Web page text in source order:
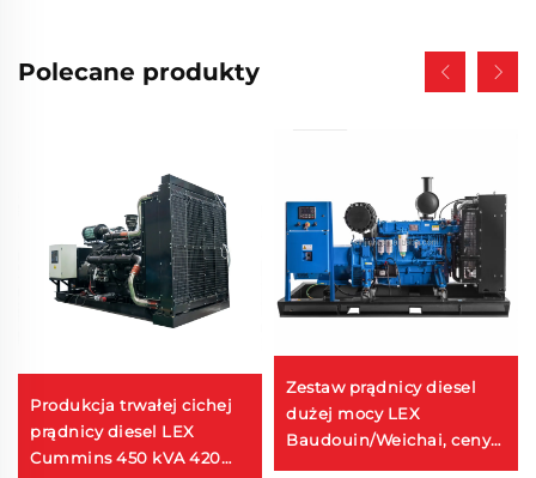
Polecane produkty
Produkcja trwałej cichej
prądnicy diesel LEX
Cummins 450 kVA 420
Zestaw prądnicy diesel
dużej mocy LEX
Baudouin/Weichai, ceny
hurtowe, typ cichy, różne